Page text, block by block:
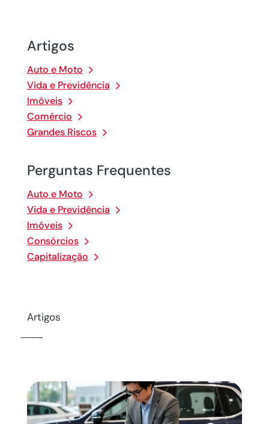
Artigos
Auto e Moto
Vida e Previdência
Imóveis
Comércio
Grandes Riscos
Perguntas Frequentes
Auto e Moto
Vida e Previdência
Imóveis
Consórcios
Capitalização
Artigos